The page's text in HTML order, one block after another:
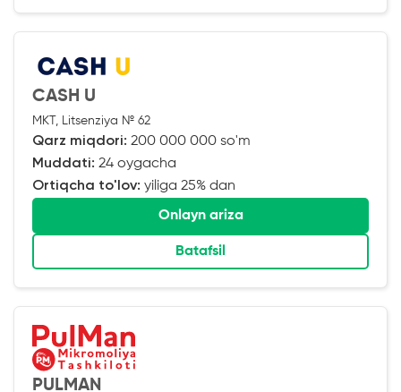
CASH U
MKT, Litsenziya № 62
Qarz miqdori: 200 000 000 so'm
Muddati: 24 oygacha
Ortiqcha to'lov: yiliga 25% dan
Onlayn ariza
Batafsil
PULMAN